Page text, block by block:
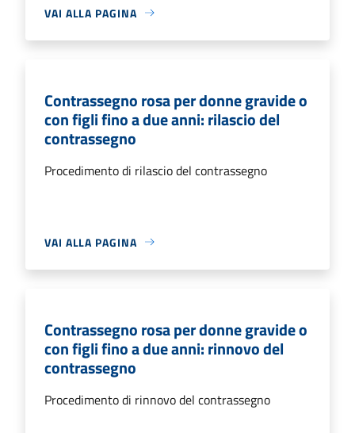
VAI ALLA PAGINA
Contrassegno rosa per donne gravide o
con figli fino a due anni: rilascio del
contrassegno
Procedimento di rilascio del contrassegno
VAI ALLA PAGINA
Contrassegno rosa per donne gravide o
con figli fino a due anni: rinnovo del
contrassegno
Procedimento di rinnovo del contrassegno